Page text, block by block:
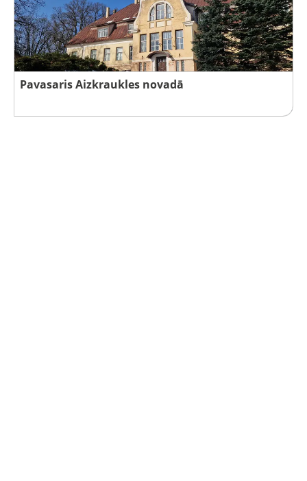
Pavasaris Aizkraukles novadā